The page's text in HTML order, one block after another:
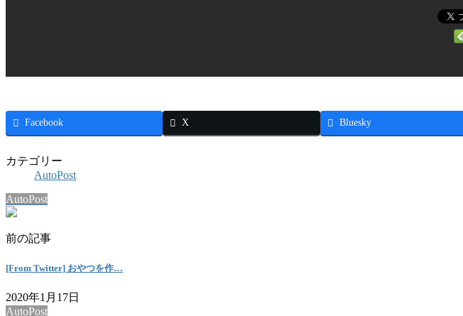
Facebook X Bluesky
カテゴリー
AutoPost
AutoPost
前の記事
[From Twitter] おやつを作…
2020年1月17日
AutoPost